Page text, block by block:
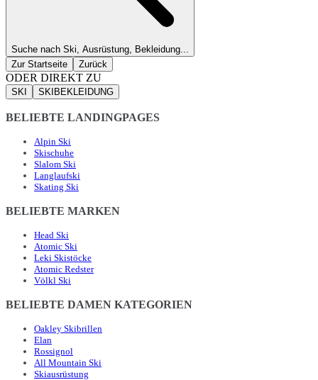
Suche nach Ski, Ausrüstung, Bekleidung...
Zur Startseite
Zurück
ODER DIREKT ZU
SKI SKIBEKLEIDUNG
BELIEBTE LANDINGPAGES
Alpin Ski
Skischuhe
Slalom Ski
Langlaufski
Skating Ski
BELIEBTE MARKEN
Head Ski
Atomic Ski
Leki Skistöcke
Atomic Redster
Völkl Ski
BELIEBTE DAMEN KATEGORIEN
Oakley Skibrillen
Elan
Rossignol
All Mountain Ski
Skiausrüstung